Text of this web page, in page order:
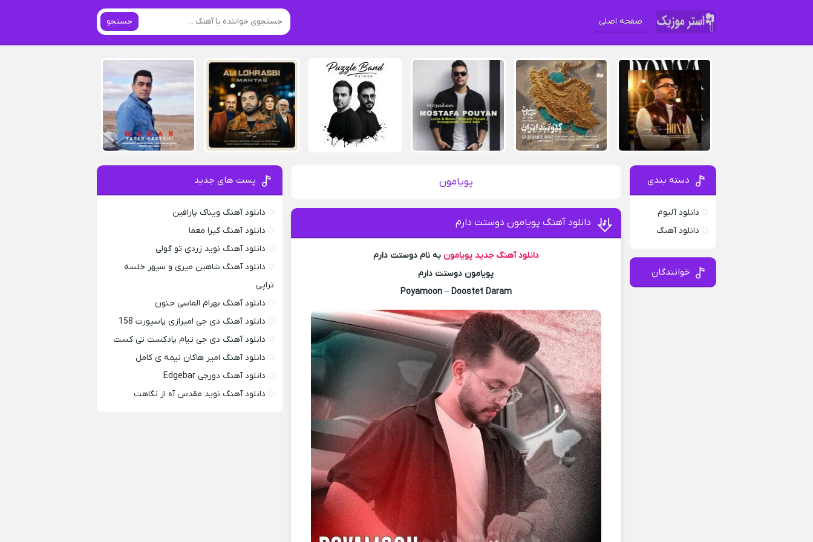
صفحه اصلی جستجو
پویامون
دانلود آهنگ پویامون دوستت دارم
دانلود آهنگ جدید پویامون به نام دوستت دارم
پویامون دوستت دارم
Poyamoon – Doostet Daram
دسته بندی
دانلود آلبوم
دانلود آهنگ
خوانندگان
پست های جدید
دانلود آهنگ ویناک پارافین
دانلود آهنگ گیرا معما
دانلود آهنگ نوید زردی تو گولی
دانلود آهنگ شاهین میری و سپهر خلسه
تراپی
دانلود آهنگ بهرام الماسی جنون
دانلود آهنگ دی جی امیرازی پاسپورت 158
دانلود آهنگ دی جی تیام پادکست تی کست
دانلود آهنگ امیر هاکان نیمه ی کامل
دانلود آهنگ دورچی Edgebar
دانلود آهنگ نوید مقدس آه از نگاهت